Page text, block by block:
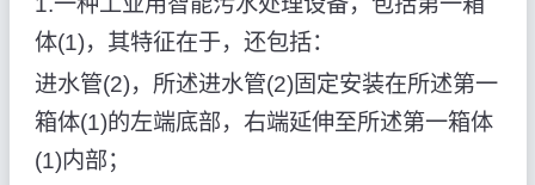
体(1)，其特征在于，还包括：
进水管(2)，所述进水管(2)固定安装在所述第一
箱体(1)的左端底部，右端延伸至所述第一箱体
(1)内部；